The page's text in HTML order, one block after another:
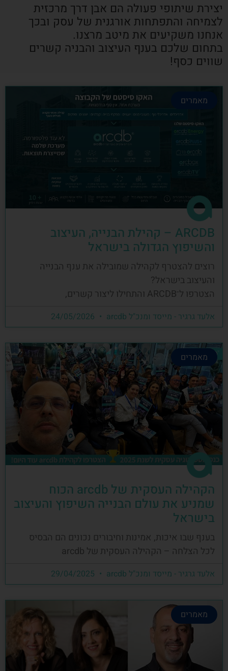
יצירת שיתופי פעולה הם אבן דרך מרכזית
לצמיחה והתפתחות אורגנית של עסק ובכך
אנחנו משקיעים את מיטב מרצנו.
בתחום שלכם בענף העיצוב והבניה קשרים
שווים כסף!
מאמרים
ARCDB – קהילת הבנייה, העיצוב
והשיפוץ הגדולה בישראל
רוצים להצטרף לקהילה שמובילה את ענף הבנייה
והעיצוב בישראל?
הצטרפו ל־ARCDB והתחילו ליצור קשרים,
אלעד גרגיר - מייסד ומנכ"ל arcdb
מאמרים
הקהילה העסקית של arcdb הכוח
שמניע את עולם הבנייה השיפוץ והעיצוב
בישראל
בענף שבו איכות, אמינות וחיבורים נכונים הם הבסיס
לכל הצלחה – הקהילה העסקית של arcdb
אלעד גרגיר - מייסד ומנכ"ל arcdb
מאמרים